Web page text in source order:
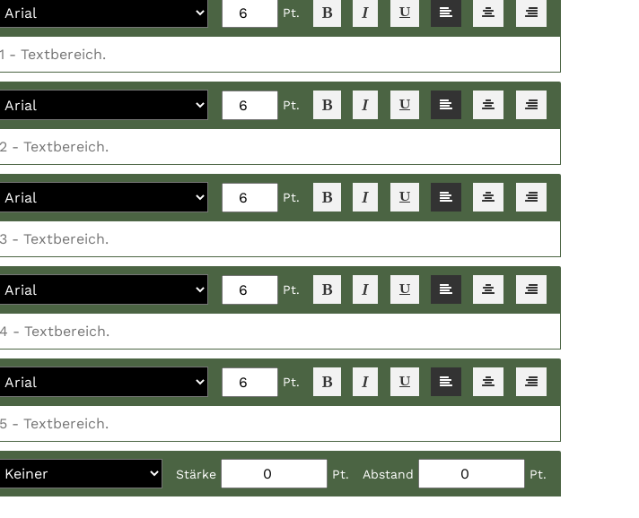
Pt.
Pt.
Pt.
Pt.
Pt.
Stärke Pt. Abstand Pt.